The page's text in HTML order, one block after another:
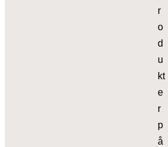
r
o
d
u
kt
e
r
p
å